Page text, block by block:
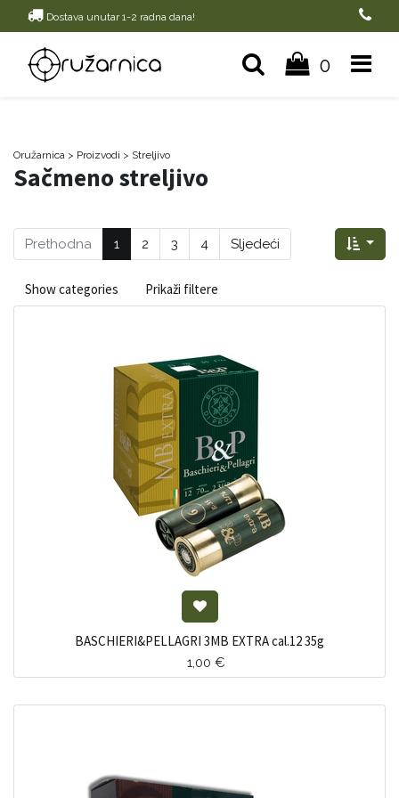
Dostava unutar 1-2 radna dana!
0
Oružarnica > Proizvodi > Streljivo
Sačmeno streljivo
Prethodna 1 2 3 4 Sljedeći
Show categories Prikaži filtere
BASCHIERI&PELLAGRI 3MB EXTRA cal.12 35g
1,00 €